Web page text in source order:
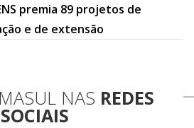
premia 89 projetos de
e de extensão
NAS REDES
SOCIAIS